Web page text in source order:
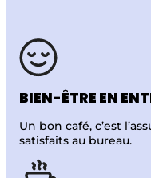
BIEN-ÊTRE EN
Un bon café, c’est
satisfaits au bureau.